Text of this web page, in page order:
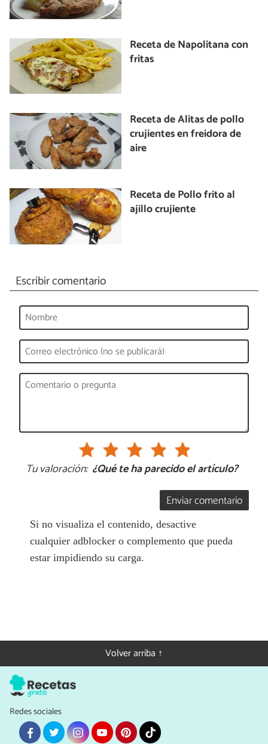
Receta de Napolitana con
fritas
Receta de Alitas de pollo
crujientes en freidora de
aire
Receta de Pollo frito al
ajillo crujiente
Escribir comentario
Tu valoración: ¿Qué te ha parecido el artículo?
Enviar comentario
Si no visualiza el contenido, desactive
cualquier adblocker o complemento que pueda
estar impidiendo su carga.
Volver arriba ↑
Redes sociales